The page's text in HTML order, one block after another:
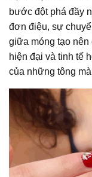
bước đột phá đầy
đơn điệu, sự
giữa móng tạo nên
hiện đại và tinh tế
của những tông